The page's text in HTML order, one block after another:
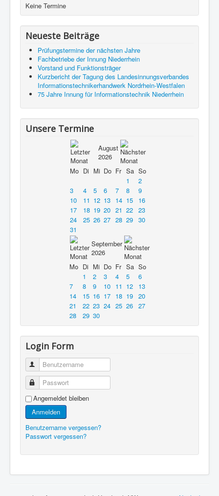
Keine Termine
Neueste Beiträge
Prüfungstermine der nächsten Jahre
Fachbetriebe der Innung Niederrhein
Vorstand und Funktionsträger
Kurzbericht der Tagung des Landesinnungsverbandes
Informationstechnikerhandwerk Nordrhein-Westfalen
75 Jahre Innung für Informationstechnik Niederrhein
Unsere Termine
August
2026
Mo Di Mi Do Fr Sa So
1
2
3
4 5 6 7 8
9
10
11 12 13 14 15
16
17
18 19 20 21 22
23
24
25 26 27 28 29
30
31
September
2026
Mo Di Mi Do Fr Sa So
1
2 3 4 5
6
7
8 9 10 11 12
13
14
15 16 17 18 19
20
21
22 23 24 25 26
27
28
29 30
Login Form
Benutzername
Passwort
Angemeldet bleiben
Anmelden
Benutzername vergessen?
Passwort vergessen?